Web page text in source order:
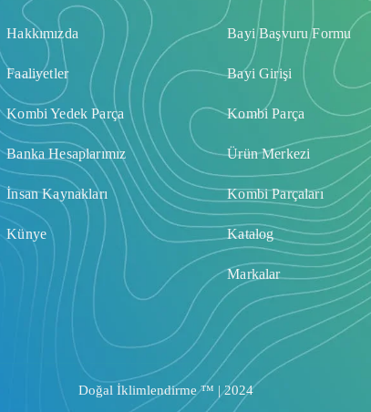
Hakkımızda
Faaliyetler
Kombi Yedek Parça
Banka Hesaplarımız
İnsan Kaynakları
Künye
Bayi Başvuru Formu
Bayi Girişi
Kombi Parça
Ürün Merkezi
Kombi Parçaları
Katalog
Markalar
Doğal İklimlendirme ™ | 2024